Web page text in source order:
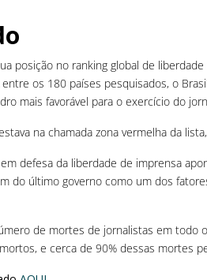
posição no ranking global de
os 180 países pesquisados, o
mais favorável para o exercício do
na chamada zona vermelha da
defesa da liberdade de imprensa
do último governo como um dos
de mortes de jornalistas em
e cerca de 90% dessas mortes